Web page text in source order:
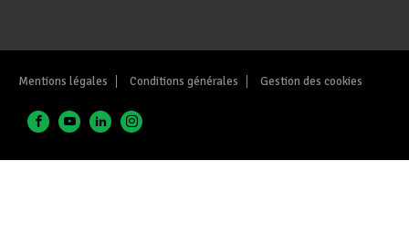
Mentions légales Conditions générales Gestion des cookies